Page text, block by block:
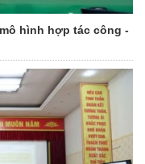
hình hợp tác công -